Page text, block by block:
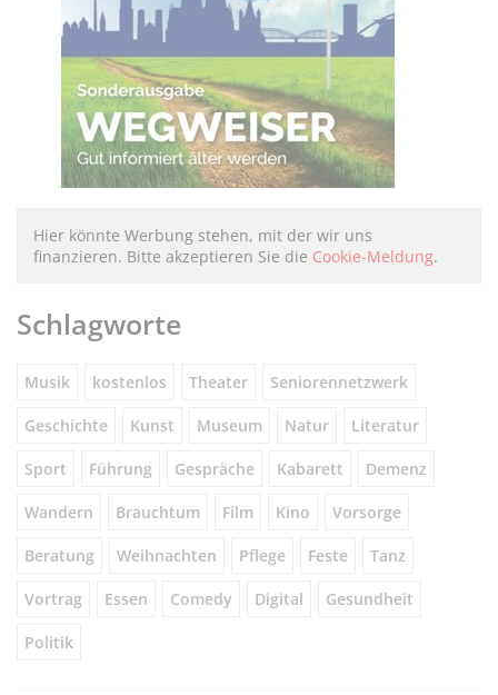
Hier könnte Werbung stehen, mit der wir uns
finanzieren. Bitte akzeptieren Sie die Cookie-Meldung.
Schlagworte
Musik kostenlos Theater Seniorennetzwerk
Geschichte Kunst Museum Natur Literatur
Sport Führung Gespräche Kabarett Demenz
Wandern Brauchtum Film Kino Vorsorge
Beratung Weihnachten Pflege Feste Tanz
Vortrag Essen Comedy Digital Gesundheit
Politik